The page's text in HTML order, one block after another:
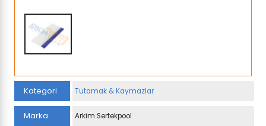
Kategori Tutamak & Kaymazlar
Marka Arkim Sertekpool